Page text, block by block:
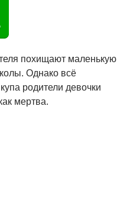
похищают маленькую
Однако всё
родители девочки
мертва.